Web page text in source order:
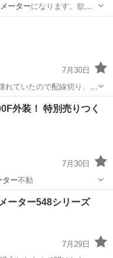
ーターになります。欲し
7月30日
れていたので配線切り、捨
外装！ 特別売りつく
7月30日
ター不動
ーター548シリーズ
7月29日